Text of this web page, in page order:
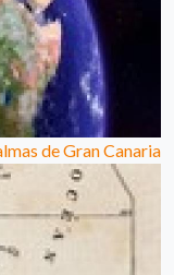
de Gran Canaria